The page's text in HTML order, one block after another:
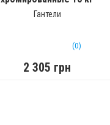
(цена за пару)
Гантели
(0)
2 305 грн